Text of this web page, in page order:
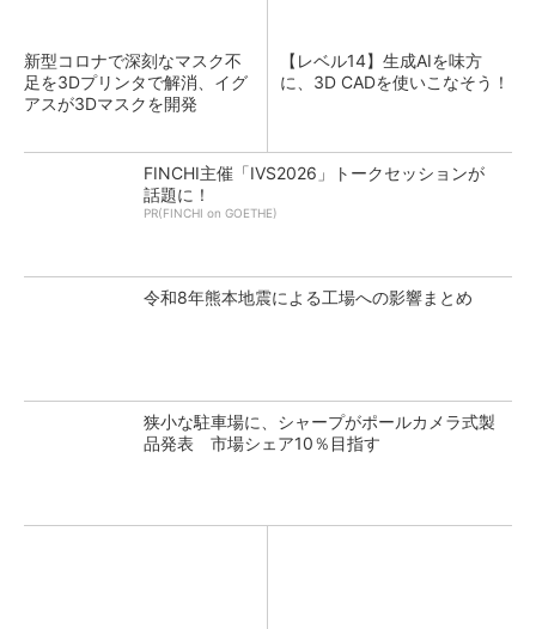
新型コロナで深刻なマスク不
足を3Dプリンタで解消、イグ
アスが3Dマスクを開発
【レベル14】生成AIを味方
に、3D CADを使いこなそう！
FINCHI主催「IVS2026」トークセッションが
話題に！
PR(FINCHI on GOETHE)
令和8年熊本地震による工場への影響まとめ
狭小な駐車場に、シャープがポールカメラ式製
品発表 市場シェア10％目指す